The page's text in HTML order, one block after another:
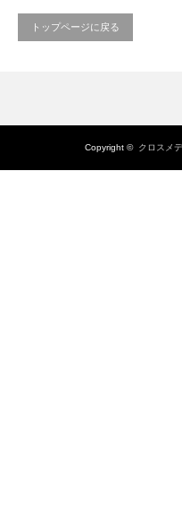
トップページに戻る
Copyright © クロスメ